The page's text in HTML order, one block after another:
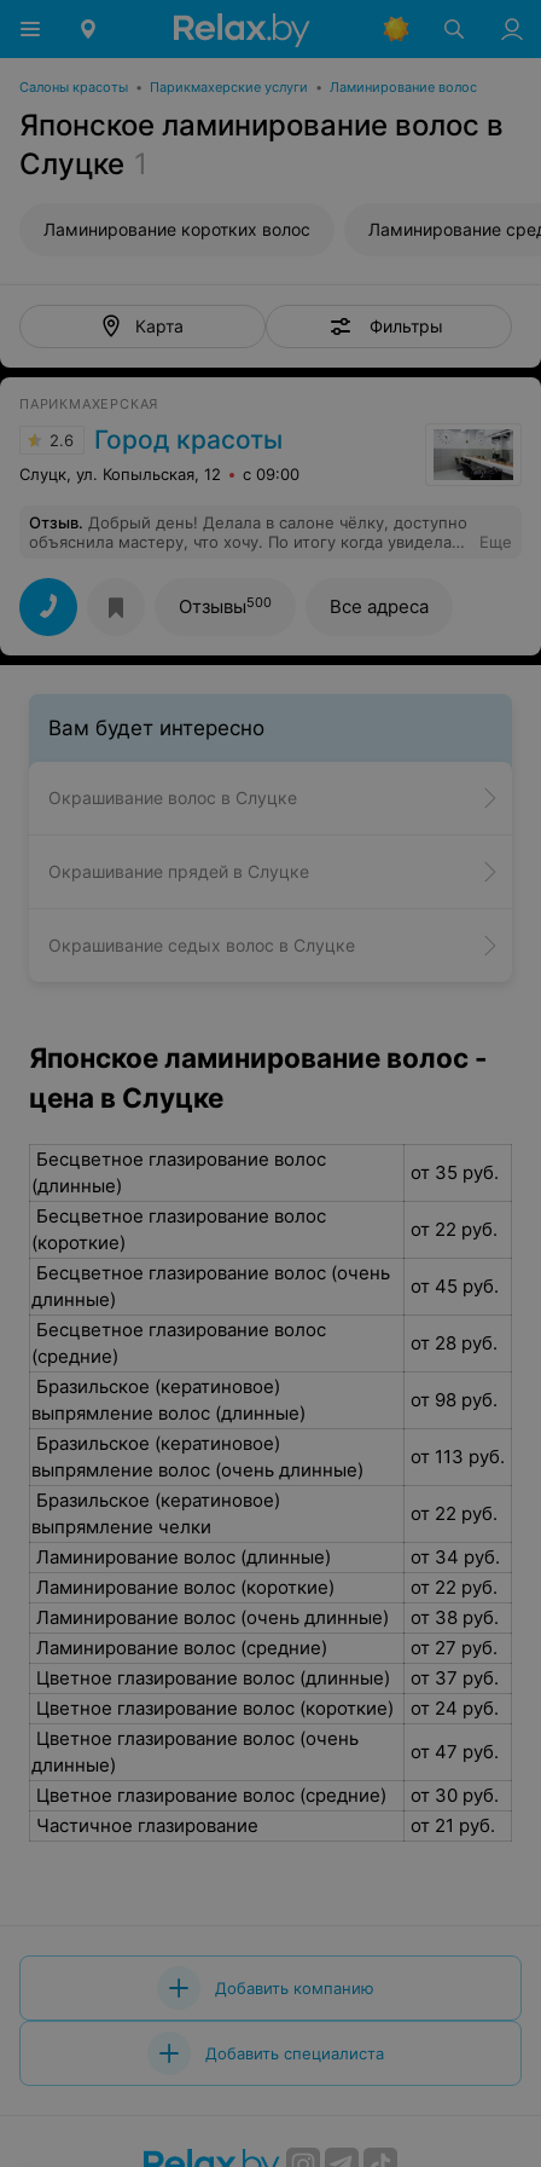
Салоны красоты • Парикмахерские услуги • Ламинирование волос
Японское ламинирование волос в
Слуцке 1
Ламинирование коротких волос Ламинирование
Карта Фильтры
ПАРИКМАХЕРСКАЯ
2.6 Город красоты
Слуцк, ул. Копыльская, 12 с 09:00
Отзыв. Добрый день! Делала в салоне чёлку, доступно
объяснила мастеру, что хочу. По итогу когда увидела
Спасибо!
Еще
Отзывы500 Все адреса
Вам будет интересно
Окрашивание волос в Слуцке
Окрашивание прядей в Слуцке
Окрашивание седых волос в Слуцке
Японское ламинирование волос -
цена в Слуцке
Бесцветное глазирование волос
(длинные)
от 35 руб.
Бесцветное глазирование волос
(короткие)
от 22 руб.
Бесцветное глазирование волос (очень
длинные)
от 45 руб.
Бесцветное глазирование волос
(средние)
от 28 руб.
Бразильское (кератиновое)
выпрямление волос (длинные)
от 98 руб.
Бразильское (кератиновое)
выпрямление волос (очень длинные)
от 113 руб.
Бразильское (кератиновое)
выпрямление челки
от 22 руб.
Ламинирование волос (длинные)
от 34 руб.
Ламинирование волос (короткие)
от 22 руб.
Ламинирование волос (очень длинные)
от 38 руб.
Ламинирование волос (средние)
от 27 руб.
Цветное глазирование волос (длинные)
от 37 руб.
Цветное глазирование волос (короткие)
от 24 руб.
Цветное глазирование волос (очень
длинные)
от 47 руб.
Цветное глазирование волос (средние)
от 30 руб.
Частичное глазирование
от 21 руб.
Добавить компанию
Добавить специалиста